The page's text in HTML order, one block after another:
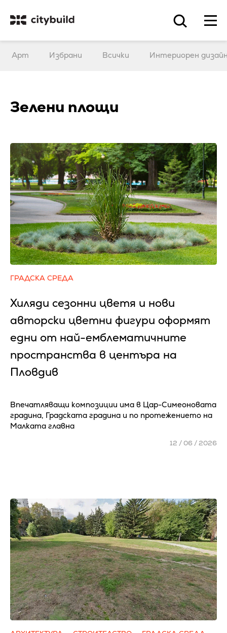
Арт Избрани Всички Интериорен
Зелени площи
ГРАДСКА СРЕДА
Хиляди сезонни цветя и нови
авторски цветни фигури оформят
едни от най-емблематичните
пространства в центъра на
Пловдив
Впечатляващи композиции има в Цар-Симеоновата
градина, Градската градина и по протежението на
Малката главна
12 / 06 / 2026